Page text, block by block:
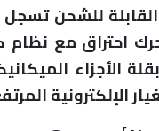
للشحن
احتراق مع نظام
الأجزاء
الإلكترونية